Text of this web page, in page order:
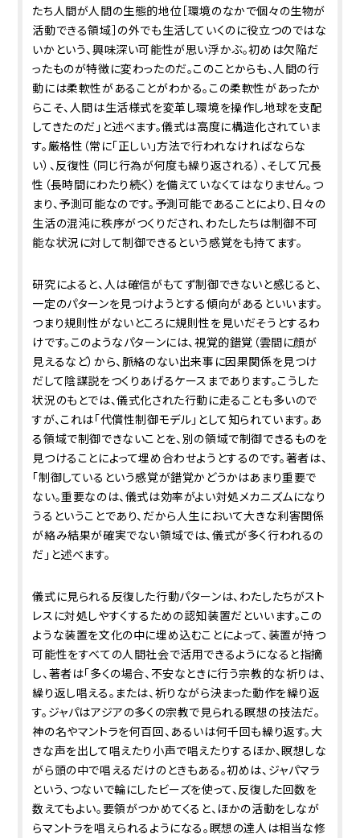
たち人間が人間の生態的地位［環境のなかで個々の生物が
活動できる領域］の外でも生活していくのに役立つのではな
いかという、興味深い可能性が思い浮かぶ。初めは欠陥だ
ったものが特徴に変わったのだ。このことからも、人間の行
動には柔軟性があることがわかる。この柔軟性があったか
らこそ、人間は生活様式を変革し環境を操作し地球を支配
してきたのだ」と述べます。儀式は高度に構造化されていま
す。厳格性（常に「正しい」方法で行われなければならな
い）、反復性（同じ行為が何度も繰り返される）、そして冗長
性（長時間にわたり続く）を備えていなくてはなりません。つ
まり、予測可能なのです。予測可能であることにより、日々の
生活の混沌に秩序がつくりだされ、わたしたちは制御不可
能な状況に対して制御できるという感覚をも持てます。
研究によると、人は確信がもてず制御できないと感じると、
一定のパターンを見つけようとする傾向があるといいます。
つまり規則性がないところに規則性を見いだそうとするわ
けです。このようなパターンには、視覚的錯覚（雲間に顔が
見えるなど）から、脈絡のない出来事に因果関係を見つけ
だして陰謀説をつくりあげるケースまであります。こうした
状況のもとでは、儀式化された行動に走ることも多いので
すが、これは「代償性制御モデル」として知られています。あ
る領域で制御できないことを、別の領域で制御できるものを
見つけることによって埋め合わせようとするのです。著者は、
「制御しているという感覚が錯覚かどうかはあまり重要で
ない。重要なのは、儀式は効率がよい対処メカニズムになり
うるということであり、だから人生において大きな利害関係
が絡み結果が確実でない領域では、儀式が多く行われるの
だ」と述べます。
儀式に見られる反復した行動パターンは、わたしたちがスト
レスに対処しやすくするための認知装置だといいます。この
ような装置を文化の中に埋め込むことによって、装置が持つ
可能性をすべての人間社会で活用できるようになると指摘
し、著者は「多くの場合、不安なときに行う宗教的な祈りは、
繰り返し唱える。または、祈りながら決まった動作を繰り返
す。ジャパはアジアの多くの宗教で見られる瞑想の技法だ。
神の名やマントラを何百回、あるいは何千回も繰り返す。大
きな声を出して唱えたり小声で唱えたりするほか、瞑想しな
がら頭の中で唱えるだけのときもある。初めは、ジャパマラ
という、つないで輪にしたビーズを使って、反復した回数を
数えてもよい。要領がつかめてくると、ほかの活動をしなが
らマントラを唱えられるようになる。瞑想の達人は相当な修